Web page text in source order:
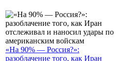
«На 90% — Россия?»:
разоблачение того, как Иран